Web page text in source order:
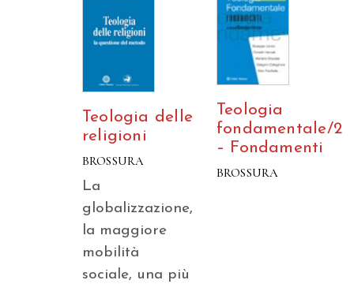
Teologia delle
religioni
BROSSURA
La
globalizzazione,
la maggiore
mobilità
sociale, una più
Teologia
fondamentale/2
– Fondamenti
BROSSURA